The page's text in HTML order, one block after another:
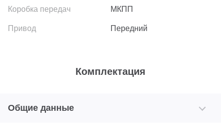
МКПП
Передний
Комплектация
Общие данные